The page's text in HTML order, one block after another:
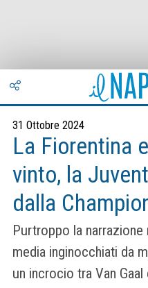
31 Ottobre 2024
La Fiorentina
vinto, la
dalla
Purtroppo la
media inginocchiati da
un incrocio tra Van Gaal